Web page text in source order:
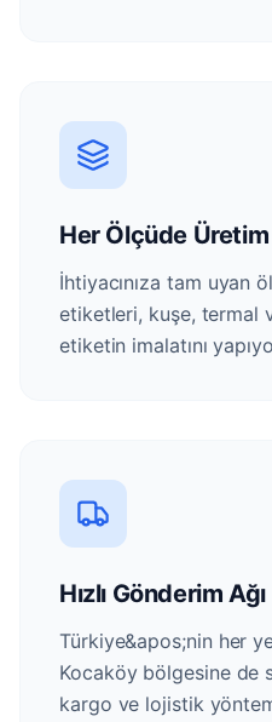
Her Ölçüde Üretim
İhtiyacınıza tam uyan
etiketleri, kuşe, termal
etiketin imalatını
Hızlı Gönderim Ağı
Türkiye&apos;nin her
Kocaköy bölgesine de
kargo ve lojistik